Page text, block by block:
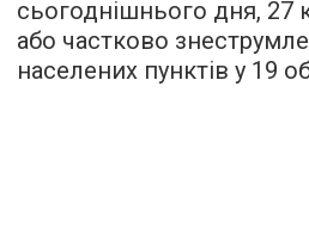
сьогоднішнього дня, 27
або частково
населених пунктів у 19